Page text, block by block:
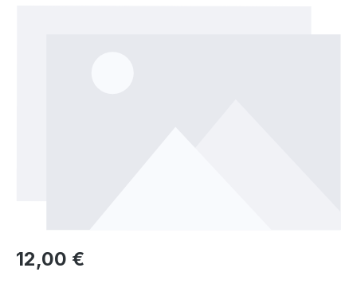
Regulärer Preis:
12,00 €